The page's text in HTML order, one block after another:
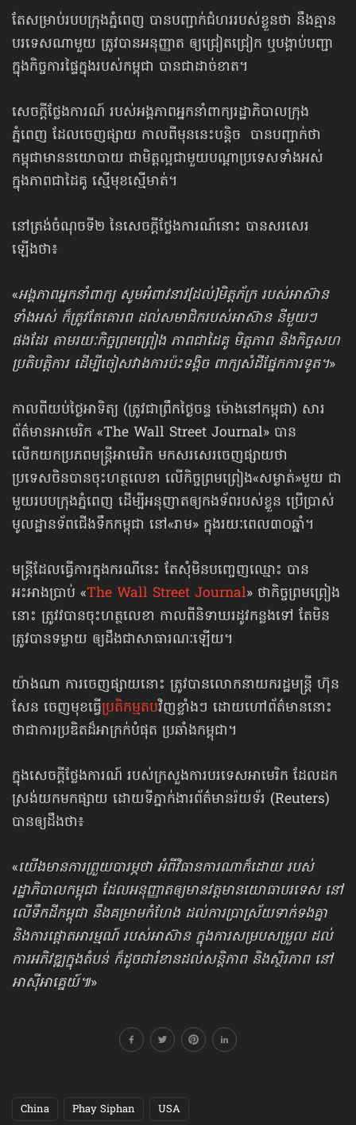
តែសម្រាប់របបក្រុងភ្នំពេញ បានបញ្ជាក់ជំហររបស់ខ្លួនថា នឹងគ្មាន
បរទេសណាមួយ ត្រូវបានអនុញ្ញាត ឲ្យជ្រៀតជ្រៀក ឬបង្គាប់បញ្ជា
ក្នុងកិច្ចការផ្ទៃក្នុងរបស់កម្ពុជា បានជាដាច់ខាត។
សេចក្ដីថ្លែងការណ៍ របស់អង្គភាពអ្នកនាំពាក្យរដ្ឋាភិបាលក្រុង
ភ្នំពេញ ដែលចេញផ្សាយ កាលពីមុននេះបន្តិច បានបញ្ជាក់ថា
កម្ពុជាមាននយោបាយ ជាមិត្តល្អជាមួយបណ្ដាប្រទេសទាំងអស់
ក្នុងភាពជាដៃគូ ស្មើមុខស្មើមាត់។
នៅត្រង់ចំណុចទី២ នៃសេចក្ដីថ្លែងការណ៍នោះ បានសរសេរ
ឡើងថា៖
«អង្គភាពអ្នកនាំពាក្យ សូមអំពាវនាវ​[ដល់]​មិត្តភ័ក្រ របស់អាស៊ាន
ទាំងអស់ ក៏ត្រូវតែគោរព ដល់សមាជិករបស់អាស៊ាន នីមួយៗ
ផងដែរ តាមរយៈកិច្ចព្រមព្រៀង ភាពជាដៃគូ មិត្តភាព និងកិច្ចសហ
ប្រតិបត្តិការ ដើម្បីចៀសវាងការប៉ះទង្គិច ពាក្យសំដីផ្នែកការទូត។»
កាលពីយប់ថ្ងៃអាទិត្យ (ត្រូវជាព្រឹកថ្ងៃចន្ទ ម៉ោងនៅកម្ពុជា) សារ
ព័ត៌មានអាមេរិក «The Wall Street Journal» បាន
លើកយកប្រភពមន្ត្រីអាមេរិក មកសរសេរចេញផ្សាយថា
ប្រទេសចិនបានចុះហត្ថលេខា លើ​កិច្ច​ព្រមព្រៀង​«សម្ងាត់»មួយ ជា
មួយរបបក្រុងភ្នំពេញ ដើម្បីអនុញាតឲ្យកងទ័ពរបស់ខ្លួន ប្រើប្រាស់
មូលដ្ឋានទ័ពជើងទឹកកម្ពុជា នៅ«រាម» ក្នុងរយៈពេល៣០ឆ្នាំ។
មន្ត្រី​ដែលធ្វើការក្នុងករណីនេះ តែសុំមិនបញ្ចេញឈ្មោះ បាន
អះអាងប្រាប់ «The Wall Street Journal» ថាកិច្ច​ព្រមព្រៀង​​​
នោះ ​ត្រូវវបាន​ចុះហត្ថ​លេខា​ កាលពី​និទាឃរដូវ​កន្លង​ទៅ តែមិន
ត្រូវបានទម្លាយ ឲ្យដឹង​ជា​សាធារណៈ​ឡើយ។​
យ៉ាងណា ការចេញផ្សាយនោះ ត្រូវបានលោកនាយករដ្ឋមន្ត្រី ហ៊ុន
សែន ចេញមុខ​ធ្វើប្រតិកម្មតបវិញខ្លាំងៗ ដោយហៅព័ត៌មាននោះ
ថាជាការប្រឌិត​ដ៏អាក្រក់​បំផុត ប្រឆាំងកម្ពុជា។
ក្នុងសេចក្ដីថ្លែងការណ៍ របស់ក្រសួងការបរទេសអាមេរិក ដែលដក
ស្រង់យកមកផ្សាយ ដោយទីភ្នាក់ងារព័ត៌មានរ៉យទ័រ (Reuters)
បានឲ្យដឹងថា៖
«យើងមានការព្រួយបារម្ភថា អំពីវិធានការ​ណាក៏ដោយ របស់
រដ្ឋាភិបាលកម្ពុជា ដែលអនុញ្ញាតឲ្យមានវត្តមានយោធាបរទេស នៅ
លើទឹកដីកម្ពុជា នឹងគម្រាមកំហែង ដល់ការប្រាស្រ័យទាក់ទងគ្នា
និងការផ្ដោតអារម្មណ៍ របស់អាស៊ាន ក្នុងការសម្របសម្រួល ដល់
ការអភិវឌ្ឍក្នុងតំបន់ ក៏ដូចជារំខានដល់សន្តិភាព និងស្ថិរភាព នៅ
អាស៊ីអាគ្នេយ៍៕»
China Phay Siphan USA